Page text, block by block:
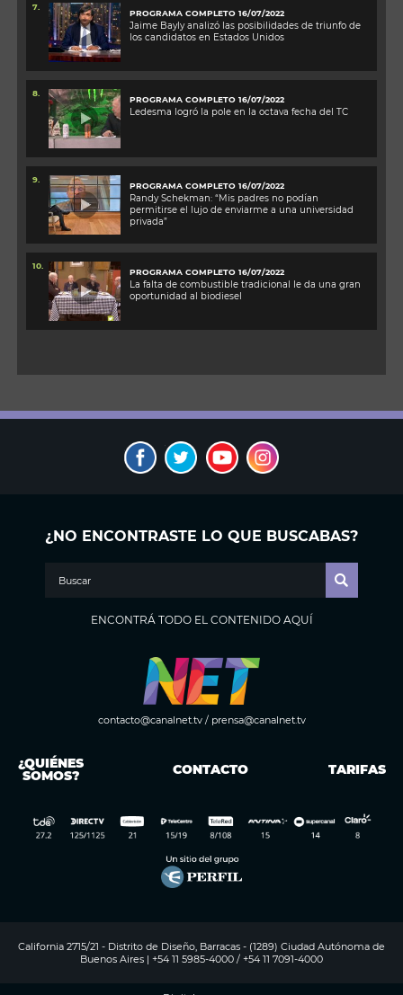
7.
PROGRAMA COMPLETO 16/07/2022
Jaime Bayly analizó las posibilidades de triunfo de
los candidatos en Estados Unidos
8.
PROGRAMA COMPLETO 16/07/2022
Ledesma logró la pole en la octava fecha del TC
9.
PROGRAMA COMPLETO 16/07/2022
Randy Schekman: “Mis padres no podían
permitirse el lujo de enviarme a una universidad
privada”
10.
PROGRAMA COMPLETO 16/07/2022
La falta de combustible tradicional le da una gran
oportunidad al biodiesel
¿NO ENCONTRASTE LO QUE BUSCABAS?
ENCONTRÁ TODO EL CONTENIDO AQUÍ
contacto@canalnet.tv/ prensa@canalnet.tv
¿QUIÉNES
SOMOS? CONTACTO TARIFAS
California 2715/21 - Distrito de Diseño, Barracas - (1289) Ciudad Autónoma de
Buenos Aires | +54 11 5985-4000 / +54 11 7091-4000